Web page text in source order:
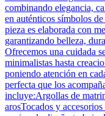
combinando elegancia,
en auténticos símbolos
pieza es elaborada con
garantizando belleza,
Ofrecemos una cuidada
minimalistas hasta
poniendo atención en
perfecta que los
incluye:Argollas de
arosTocados y